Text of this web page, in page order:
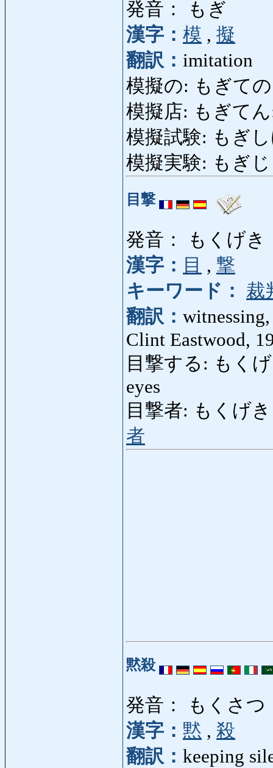
発音： もぎ
漢字： 模 , 擬
翻訳： imitation
模擬の: もぎての
模擬店: もぎて
模擬試験: もぎ
模擬実験: もぎ
目撃
発音： もくげき
漢字： 目 , 撃
キーワード：
裁
翻訳：
Clint Eastwood,
目撃する: もくげ
eyes
目撃者: もくげき
者
黙殺
発音： もくさつ
漢字： 黙 , 殺
翻訳： keeping